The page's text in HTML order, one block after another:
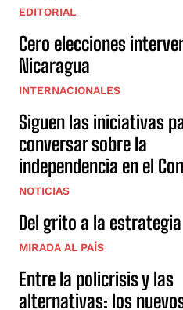
EDITORIAL
Cero elecciones
Nicaragua
INTERNACIONALES
Siguen las iniciativas
conversar sobre la
independencia en el
NOTICIAS
Del grito a la estrategia
MIRADA AL PAÍS
Entre la policrisis y las
alternativas: los